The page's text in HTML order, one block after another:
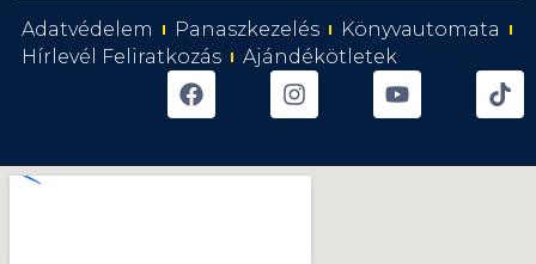
Adatvédelem Panaszkezelés
Könyvautomata
Hírlevél Feliratkozás
Ajándékötletek